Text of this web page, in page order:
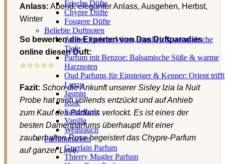
Frische Düfte
Chypre Düfte
Fougere Düfte
Beliebte Duftnoten
Amber Parfum: Warm, sinnlich & orientalische
Tiefe
Parfum mit Benzoe: Balsamische Süße & warme
Harznoten
Oud Parfums für Einsteiger & Kenner: Orient trifft
Luxus
Jasmin
Rose
Sandelholz
Vanille
Weihrauch
Parfümmarken
Guerlain Parfum
Thierry Mugler Parfum
Anlass: Abend, eleganter Anlass, Ausgehen, Herbst,
Winter
So bewerten die Experten von Das Duftparadies
online diesen Duft:
⭐⭐⭐⭐⭐
Fazit: Schon die Ankunft unserer Sisley Izia la Nuit
Probe hat mich vollends entzückt und auf Anhieb
zum Kauf des Parfums verlockt. Es ist eines der
besten Damenparfums überhaupt! Mit einer
zauberhaften Rose begeistert das Chypre-Parfum
auf ganzer Linie.